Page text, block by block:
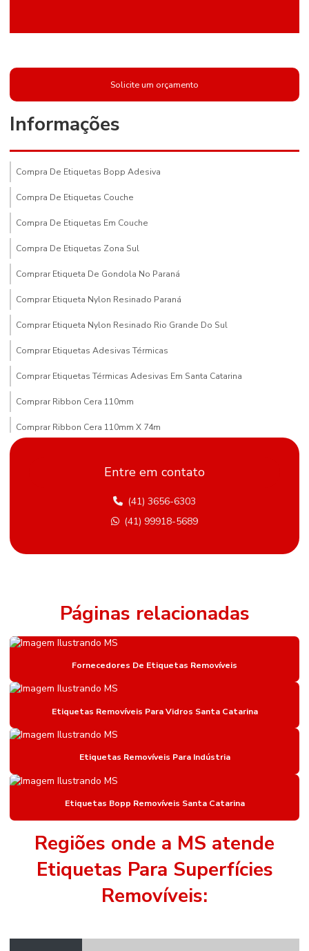
Solicite um orçamento
Informações
Compra De Etiquetas Bopp Adesiva
Compra De Etiquetas Couche
Compra De Etiquetas Em Couche
Compra De Etiquetas Zona Sul
Comprar Etiqueta De Gondola No Paraná
Comprar Etiqueta Nylon Resinado Paraná
Comprar Etiqueta Nylon Resinado Rio Grande Do Sul
Comprar Etiquetas Adesivas Térmicas
Comprar Etiquetas Térmicas Adesivas Em Santa Catarina
Comprar Ribbon Cera 110mm
Comprar Ribbon Cera 110mm X 74m
Compras De Etiqueta De Gondola Em Minas Gerais
Comprimento Etiquetas Adesivas
Distribuidor De Etiqueta Nylon Resinado Mato Grosso Do Sul
Etiqueta Adesiva Hotmelt
Etiqueta Adesiva Para Sementes E Adubos
Etiqueta De Gondola Amarela
Etiqueta De Gondola Branca
Etiqueta De Gondola Compatível Com Impressora
Etiqueta De Gondola Para Impressora Argox
Etiqueta Nylon Resinado
Etiqueta Nylon Resinado Para Colchões
Etiqueta Para Identificação De Estoque
Etiqueta Para Roupas
Etiqueta Térmica Adesiva
Etiquetas Adesivas
Entre em contato
(41) 3656-6303
(41) 99918-5689
Páginas relacionadas
Fornecedores De Etiquetas Removíveis
Etiquetas Removíveis Para Vidros Santa Catarina
Etiquetas Removíveis Para Indústria
Etiquetas Bopp Removíveis Santa Catarina
Regiões onde a MS atende
Etiquetas Para Superfícies
Removíveis: